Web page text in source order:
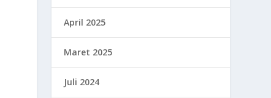
April 2025
Maret 2025
Juli 2024